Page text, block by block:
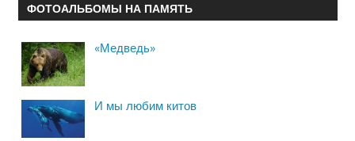
ФОТОАЛЬБОМЫ НА ПАМЯТЬ
«Медведь»
И мы любим китов